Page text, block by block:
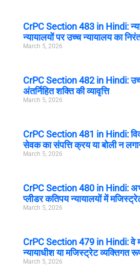
CrPC Section 483 in Hindi:
न्यायालयों पर उच्च न्यायालय का
March 5, 2026
CrPC Section 482 in Hindi:
अंतर्निहित शक्ति की व्यावृत्ति
March 5, 2026
CrPC Section 481 in Hindi:
सेवक का संपत्ति क्रय या बोली न
March 5, 2026
CrPC Section 480 in Hindi:
प्लीडर कतिपय न्यायालयों में
March 5, 2026
CrPC Section 479 in Hindi: वे
न्यायाधीश या मजिस्ट्रेट व्यक्तिगत
March 5, 2026